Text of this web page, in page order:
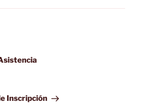
Inscripción